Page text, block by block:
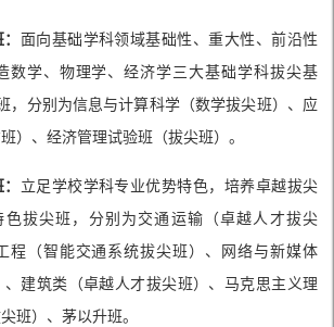
面向基础学科领域基础性、重大性、前沿性
数学、物理学、经济学三大基础学科拔尖基
，分别为信息与计算科学（数学拔尖班）、应
）、经济管理试验班（拔尖班）。
立足学校学科专业优势特色，培养卓越拔尖
色拔尖班，分别为交通运输（卓越人才拔尖
程（智能交通系统拔尖班）、网络与新媒体
、建筑类（卓越人才拔尖班）、马克思主义理
班）、茅以升班。